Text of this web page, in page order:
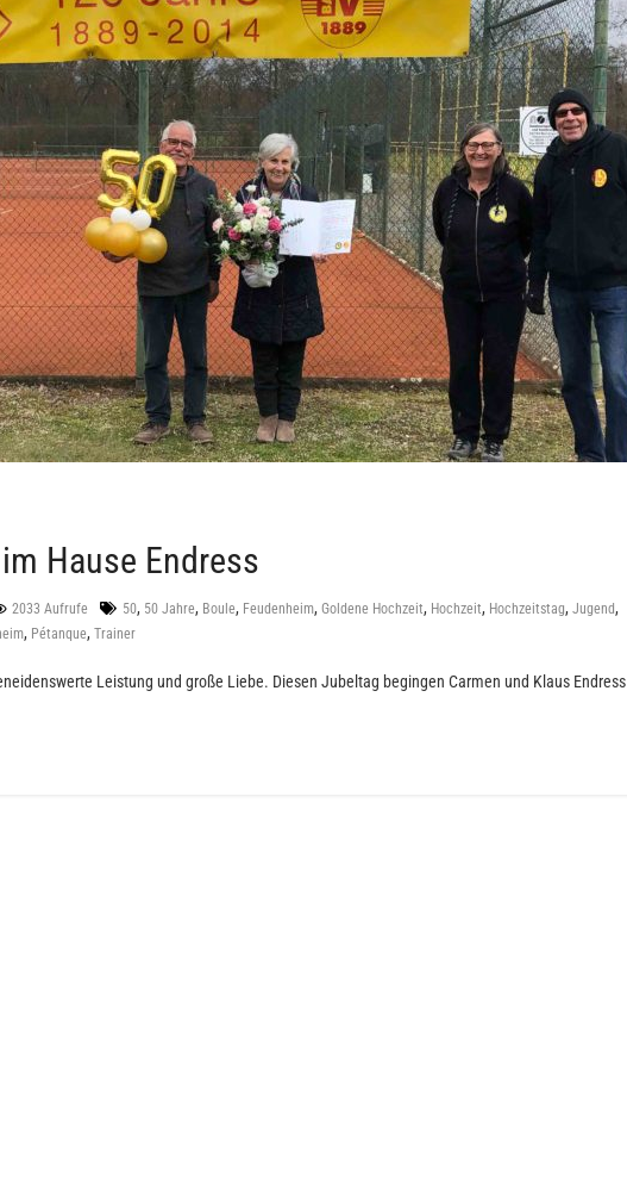
Hause Endress
2033 Aufrufe 50, 50 Jahre, Boule, Feudenheim, Goldene Hochzeit, Hochzeit, Hochzeitstag, Jugend,
, Pétanque, Trainer
Leistung und große Liebe. Diesen Jubeltag begingen Carmen und Klaus Endress